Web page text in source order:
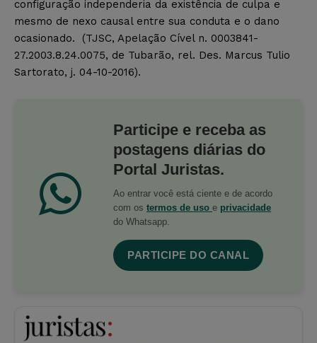
configuração independeria da existência de culpa e
mesmo de nexo causal entre sua conduta e o dano
ocasionado. (TJSC, Apelação Cível n. 0003841-
27.2003.8.24.0075, de Tubarão, rel. Des. Marcus Tulio
Sartorato, j. 04-10-2016).
Participe e receba as
postagens diárias do
Portal Juristas.
Ao entrar você está ciente e de acordo
com os termos de uso e privacidade
do Whatsapp.
PARTICIPE DO CANAL